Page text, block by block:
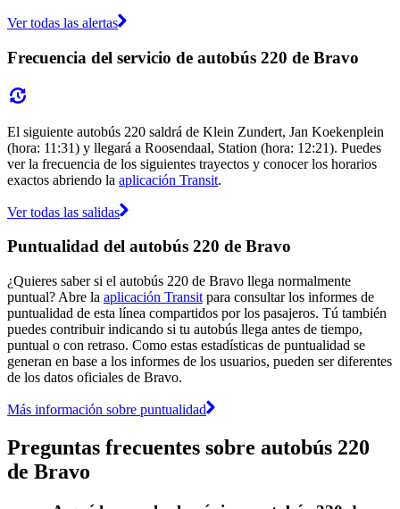
Ver todas las alertas
Frecuencia del servicio de autobús 220 de Bravo
El siguiente autobús 220 saldrá de Klein Zundert, Jan Koekenplein
(hora: 11:31) y llegará a Roosendaal, Station (hora: 12:21). Puedes
ver la frecuencia de los siguientes trayectos y conocer los horarios
exactos abriendo la aplicación Transit.
Ver todas las salidas
Puntualidad del autobús 220 de Bravo
¿Quieres saber si el autobús 220 de Bravo llega normalmente
puntual? Abre la aplicación Transit para consultar los informes de
puntualidad de esta línea compartidos por los pasajeros. Tú también
puedes contribuir indicando si tu autobús llega antes de tiempo,
puntual o con retraso. Como estas estadísticas de puntualidad se
generan en base a los informes de los usuarios, pueden ser diferentes
de los datos oficiales de Bravo.
Más información sobre puntualidad
Preguntas frecuentes sobre autobús 220
de Bravo